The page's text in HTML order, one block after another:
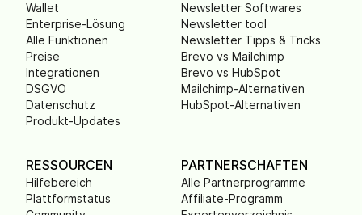
Wallet
Enterprise-Lösung
Alle Funktionen
Preise
Integrationen
DSGVO
Datenschutz
Produkt-Updates
Newsletter Softwares
Newsletter tool
Newsletter Tipps & Tricks
Brevo vs Mailchimp
Brevo vs HubSpot
Mailchimp-Alternativen
HubSpot-Alternativen
RESSOURCEN
Hilfebereich
Plattformstatus
PARTNERSCHAFTEN
Alle Partnerprogramme
Affiliate-Programm